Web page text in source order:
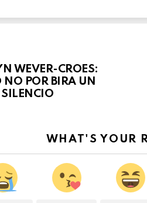
WEVER-CROES:
NO POR BIRA UN
SILENCIO
WHAT'S YOUR